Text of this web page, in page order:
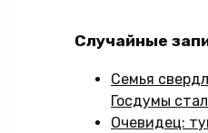
Случайные
Семья
Госдумы
Очевидец: